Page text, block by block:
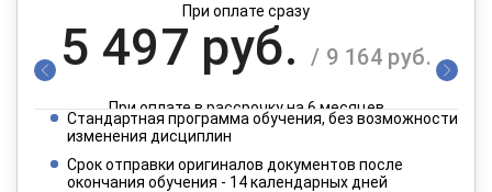
При оплате сразу
5 497 руб. / 9 164 руб.
При оплате в рассрочку на 6 месяцев
2 749 руб.
Стандартная программа обучения, без возможности
изменения дисциплин
Срок отправки оригиналов документов после
окончания обучения - 14 календарных дней